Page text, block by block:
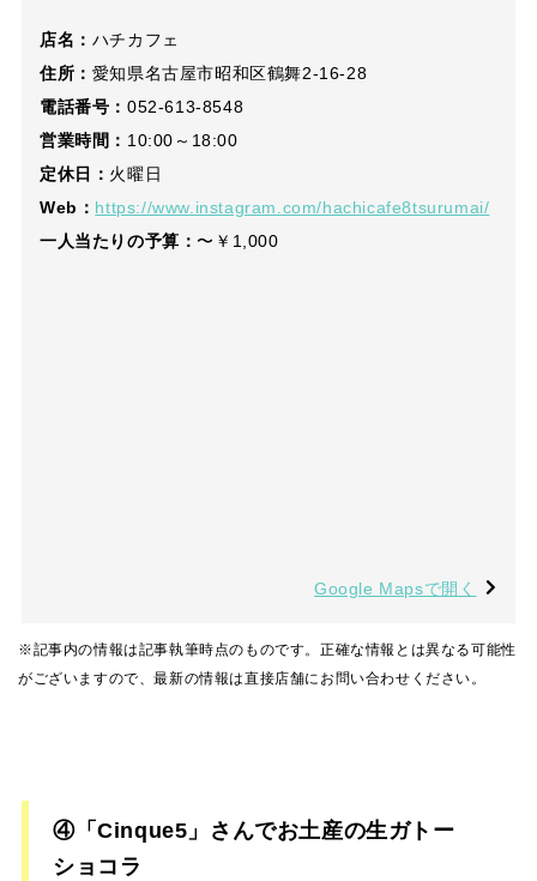
店名： ハチカフェ
住所： 愛知県名古屋市昭和区鶴舞2-16-28
電話番号： 052-613-8548
営業時間： 10:00～18:00
定休日： 火曜日
Web： https://www.instagram.com/hachicafe8tsurumai/
一人当たりの予算： 〜￥1,000
Google Mapsで開く
※記事内の情報は記事執筆時点のものです。正確な情報とは異なる可能性
がございますので、最新の情報は直接店舗にお問い合わせください。
④「Cinque5」さんでお土産の生ガトー
ショコラ